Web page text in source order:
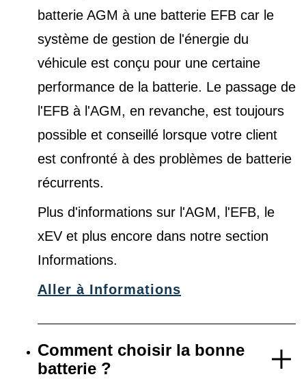
batterie AGM à une batterie EFB car le
système de gestion de l'énergie du
véhicule est conçu pour une certaine
performance de la batterie. Le passage de
l'EFB à l'AGM, en revanche, est toujours
possible et conseillé lorsque votre client
est confronté à des problèmes de batterie
récurrents.
Plus d'informations sur l'AGM, l'EFB, le
xEV et plus encore dans notre section
Informations.
Aller à Informations
Comment choisir la bonne
batterie ?